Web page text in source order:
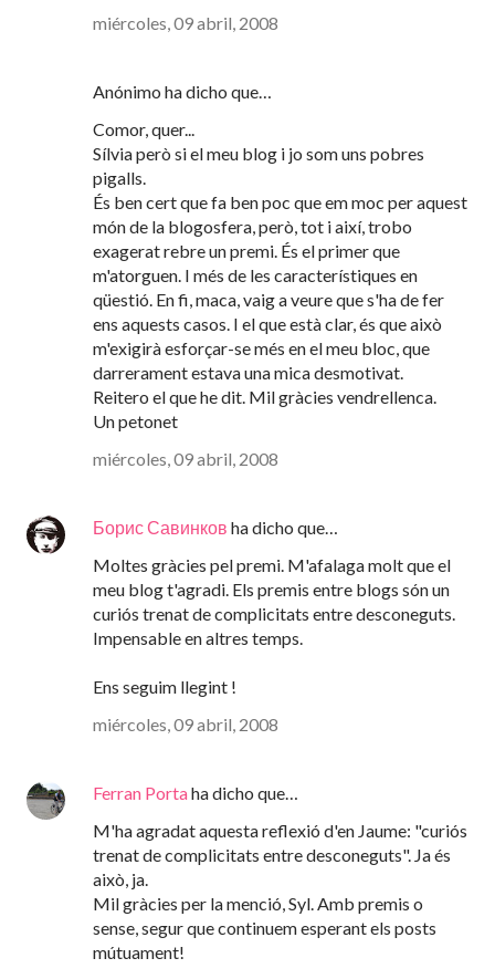
miércoles, 09 abril, 2008
Anónimo ha dicho que…
Comor, quer...
Sílvia però si el meu blog i jo som uns pobres
pigalls.
És ben cert que fa ben poc que em moc per aquest
món de la blogosfera, però, tot i així, trobo
exagerat rebre un premi. És el primer que
m'atorguen. I més de les característiques en
qüestió. En fi, maca, vaig a veure que s'ha de fer
ens aquests casos. I el que està clar, és que això
m'exigirà esforçar-se més en el meu bloc, que
darrerament estava una mica desmotivat.
Reitero el que he dit. Mil gràcies vendrellenca.
Un petonet
miércoles, 09 abril, 2008
Борис Савинков ha dicho que…
Moltes gràcies pel premi. M'afalaga molt que el
meu blog t'agradi. Els premis entre blogs són un
curiós trenat de complicitats entre desconeguts.
Impensable en altres temps.
Ens seguim llegint !
miércoles, 09 abril, 2008
Ferran Portaha dicho que…
M'ha agradat aquesta reflexió d'en Jaume: "curiós
trenat de complicitats entre desconeguts". Ja és
això, ja.
Mil gràcies per la menció, Syl. Amb premis o
sense, segur que continuem esperant els posts
mútuament!